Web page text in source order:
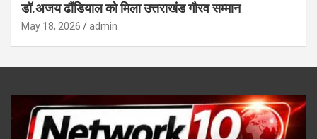
डॉ.अजय ढौंडियाल को मिला उत्तराखंड गौरव सम्मान
May 18, 2026 admin